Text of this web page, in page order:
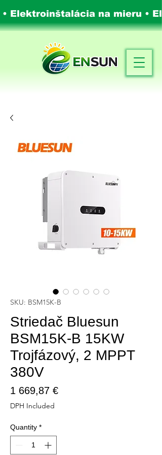
Elektroinštalácia na mieru •
SKU: BSM15K-B
Striedač Bluesun
BSM15K-B 15KW
Trojfázový, 2 MPPT
380V
1 669,87 €Price
DPH Included
Quantity *